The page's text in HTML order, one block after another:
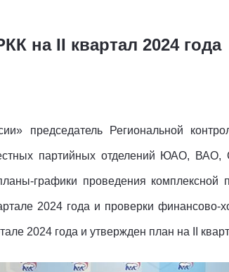
на II квартал 2024 года
председатель Региональной
партийных отделений ЮАО,
графики проведения комплексной
2024 года и проверки финансово-
2024 года и утвержден план на II